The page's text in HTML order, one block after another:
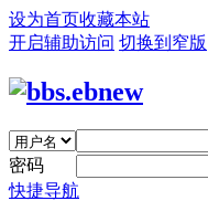
设为首页收藏本站
开启辅助访问 切换到窄版
密码
快捷导航